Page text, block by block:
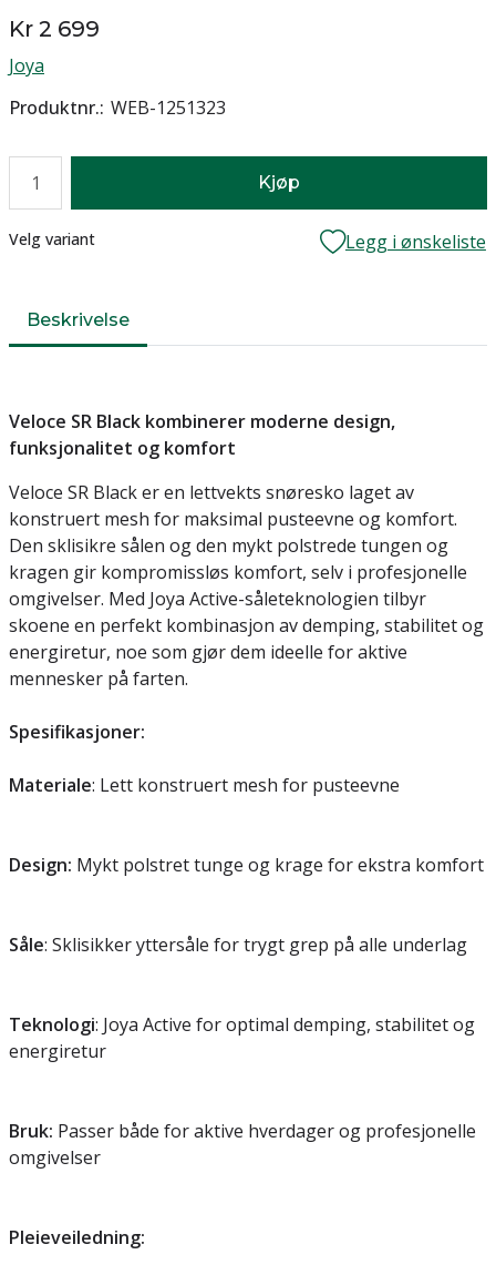
Kr 2 699
Joya
Produktnr. WEB-1251323
Kjøp
Lager
Velg variant Legg i ønskeliste
Beskrivelse
Veloce SR Black kombinerer moderne design,
funksjonalitet og komfort
Veloce SR Black er en lettvekts snøresko laget av
konstruert mesh for maksimal pusteevne og komfort.
Den sklisikre sålen og den mykt polstrede tungen og
kragen gir kompromissløs komfort, selv i profesjonelle
omgivelser. Med Joya Active-såleteknologien tilbyr
skoene en perfekt kombinasjon av demping, stabilitet og
energiretur, noe som gjør dem ideelle for aktive
mennesker på farten.
Spesifikasjoner:
Materiale: Lett konstruert mesh for pusteevne
Design: Mykt polstret tunge og krage for ekstra komfort
Såle: Sklisikker yttersåle for trygt grep på alle underlag
Teknologi: Joya Active for optimal demping, stabilitet og
energiretur
Bruk: Passer både for aktive hverdager og profesjonelle
omgivelser
Pleieveiledning: